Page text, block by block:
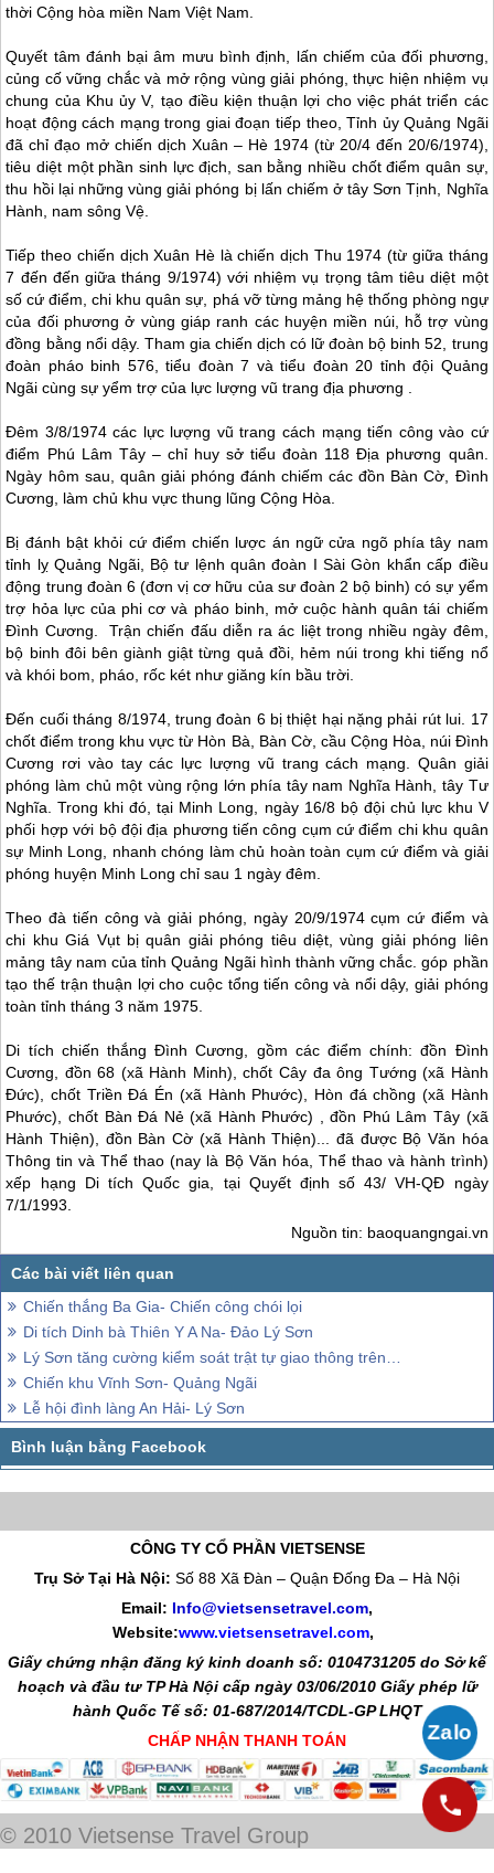
thời Cộng hòa miền Nam Việt Nam.
Quyết tâm đánh bại âm mưu bình định, lấn chiếm của đối phương,
củng cố vững chắc và mở rộng vùng giải phóng, thực hiện nhiệm vụ
chung của Khu ủy V, tạo điều kiện thuận lợi cho việc phát triển các
hoạt động cách mạng trong giai đoạn tiếp theo, Tỉnh ủy Quảng Ngãi
đã chỉ đạo mở chiến dịch Xuân – Hè 1974 (từ 20/4 đến 20/6/1974),
tiêu diệt một phần sinh lực địch, san bằng nhiều chốt điểm quân sự,
thu hồi lại những vùng giải phóng bị lấn chiếm ở tây Sơn Tịnh, Nghĩa
Hành, nam sông Vệ.
Tiếp theo chiến dịch Xuân Hè là chiến dịch Thu 1974 (từ giữa tháng
7 đến đến giữa tháng 9/1974) với nhiệm vụ trọng tâm tiêu diệt một
số cứ điểm, chi khu quân sự, phá vỡ từng mảng hệ thống phòng ngự
của đối phương ở vùng giáp ranh các huyện miền núi, hỗ trợ vùng
đồng bằng nổi dậy. Tham gia chiến dịch có lữ đoàn bộ binh 52, trung
đoàn pháo binh 576, tiểu đoàn 7 và tiểu đoàn 20 tỉnh đội Quảng
Ngãi cùng sự yểm trợ của lực lượng vũ trang địa phương .
Đêm 3/8/1974 các lực lượng vũ trang cách mạng tiến công vào cứ
điểm Phú Lâm Tây – chỉ huy sở tiểu đoàn 118 Địa phương quân.
Ngày hôm sau, quân giải phóng đánh chiếm các đồn Bàn Cờ, Đình
Cương, làm chủ khu vực thung lũng Cộng Hòa.
Bị đánh bật khỏi cứ điểm chiến lược án ngữ cửa ngõ phía tây nam
tỉnh lỵ Quảng Ngãi, Bộ tư lệnh quân đoàn I Sài Gòn khẩn cấp điều
động trung đoàn 6 (đơn vị cơ hữu của sư đoàn 2 bộ binh) có sự yểm
trợ hỏa lực của phi cơ và pháo binh, mở cuộc hành quân tái chiếm
Đình Cương. Trận chiến đấu diễn ra ác liệt trong nhiều ngày đêm,
bộ binh đôi bên giành giật từng quả đồi, hẻm núi trong khi tiếng nổ
và khói bom, pháo, rốc két như giăng kín bầu trời.
Đến cuối tháng 8/1974, trung đoàn 6 bị thiệt hại nặng phải rút lui. 17
chốt điểm trong khu vực từ Hòn Bà, Bàn Cờ, cầu Cộng Hòa, núi Đình
Cương rơi vào tay các lực lượng vũ trang cách mạng. Quân giải
phóng làm chủ một vùng rộng lớn phía tây nam Nghĩa Hành, tây Tư
Nghĩa. Trong khi đó, tại Minh Long, ngày 16/8 bộ đội chủ lực khu V
phối hợp với bộ đội địa phương tiến công cụm cứ điểm chi khu quân
sự Minh Long, nhanh chóng làm chủ hoàn toàn cụm cứ điểm và giải
phóng huyện Minh Long chỉ sau 1 ngày đêm.
Theo đà tiến công và giải phóng, ngày 20/9/1974 cụm cứ điểm và
chi khu Giá Vụt bị quân giải phóng tiêu diệt, vùng giải phóng liên
mảng tây nam của tỉnh Quảng Ngãi hình thành vững chắc. góp phần
tạo thế trận thuận lợi cho cuộc tổng tiến công và nổi dậy, giải phóng
toàn tỉnh tháng 3 năm 1975.
Di tích chiến thắng Đình Cương, gồm các điểm chính: đồn Đình
Cương, đồn 68 (xã Hành Minh), chốt Cây đa ông Tướng (xã Hành
Đức), chốt Triền Đá Én (xã Hành Phước), Hòn đá chồng (xã Hành
Phước), chốt Bàn Đá Nẻ (xã Hành Phước) , đồn Phú Lâm Tây (xã
Hành Thiện), đồn Bàn Cờ (xã Hành Thiện)... đã được Bộ Văn hóa
Thông tin và Thể thao (nay là Bộ Văn hóa, Thể thao và hành trình)
xếp hạng Di tích Quốc gia, tại Quyết định số 43/ VH-QĐ ngày
7/1/1993.
Nguồn tin: baoquangngai.vn
Chiến thắng Ba Gia- Chiến công chói lọi
Di tích Dinh bà Thiên Y A Na- Đảo Lý Sơn
Lý Sơn tăng cường kiểm soát trật tự giao thông trên đảo
Chiến khu Vĩnh Sơn- Quảng Ngãi
Lễ hội đình làng An Hải- Lý Sơn
CÔNG TY CỔ PHẦN VIETSENSE
Trụ Sở Tại Hà Nội: Số 88 Xã Đàn – Quận Đống Đa – Hà Nội
Email: Info@vietsensetravel.com,
Website:www.vietsensetravel.com,
Giấy chứng nhận đăng ký kinh doanh số: 0104731205 do Sở kế
hoạch và đầu tư TP Hà Nội cấp ngày 03/06/2010 Giấy phép lữ
hành Quốc Tế số: 01-687/2014/TCDL-GP LHQT
CHẤP NHẬN THANH TOÁN
© 2010 Vietsense Travel Group